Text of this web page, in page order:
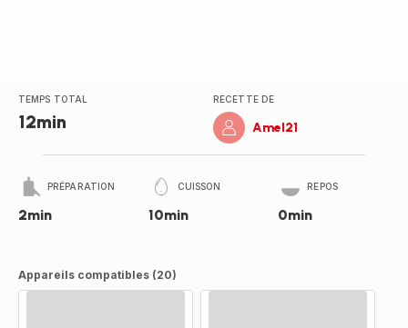
TEMPS TOTAL
12min
RECETTE DE
Amel21
PRÉPARATION
2min
CUISSON
10min
REPOS
0min
Appareils compatibles (20)